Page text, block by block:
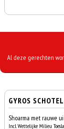
Al deze gerechten
GYROS SCHOTEL
Shoarma met rauwe ui
Incl. Wettelijke Milieu